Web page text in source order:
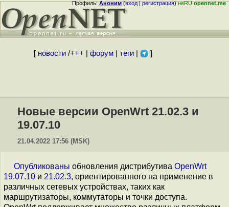
Профиль:Аноним(вход|регистрация)неRUopennet.me
[ новости/+++ форум| теги| ]
Новые версии OpenWrt 21.02.3 и
19.07.10
21.04.2022 17:56 (MSK)
Опубликованы обновления дистрибутива OpenWrt
19.07.10 и 21.02.3, ориентированного на применение в
различных сетевых устройствах, таких как
маршрутизаторы, коммутаторы и точки доступа.